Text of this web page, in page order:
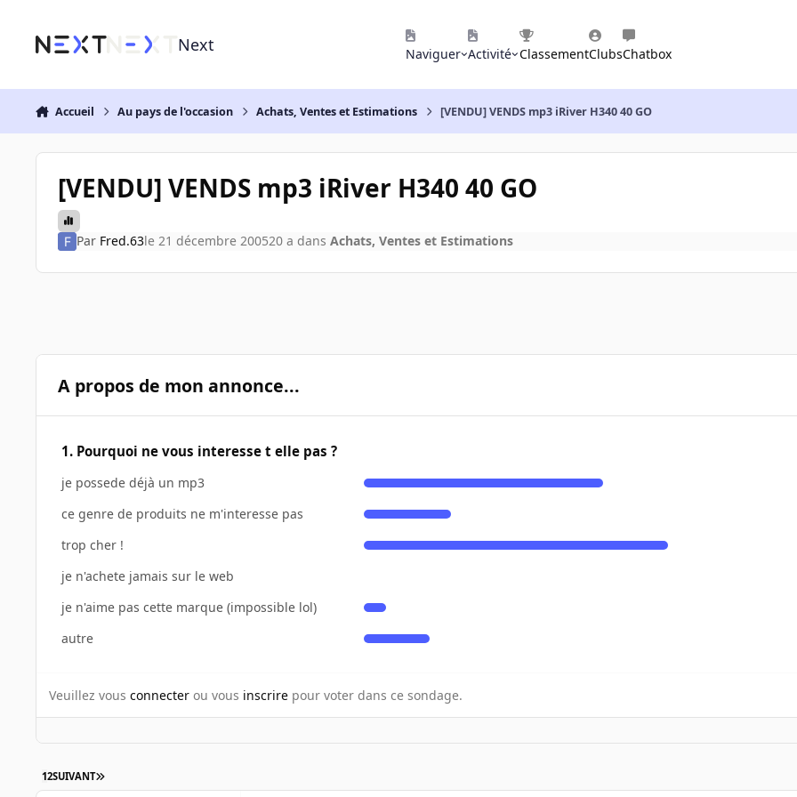
Next Naviguer Activité ClassementClubsChatbox
Accueil Au pays de l'occasion Achats, Ventes et Estimations [VENDU] VENDS mp3 iRiver H340 40 GO
[VENDU] VENDS mp3 iRiver H340 40 GO
Par Fred.63le 21 décembre 200520 a dans Achats, Ventes et Estimations
A propos de mon annonce...
1. Pourquoi ne vous interesse t elle pas ?
je possede déjà un mp3
ce genre de produits ne m'interesse pas
trop cher !
je n'achete jamais sur le web
je n'aime pas cette marque (impossible lol)
autre
Veuillez vous connecter ou vous inscrire pour voter dans ce sondage.
12SUIVANT